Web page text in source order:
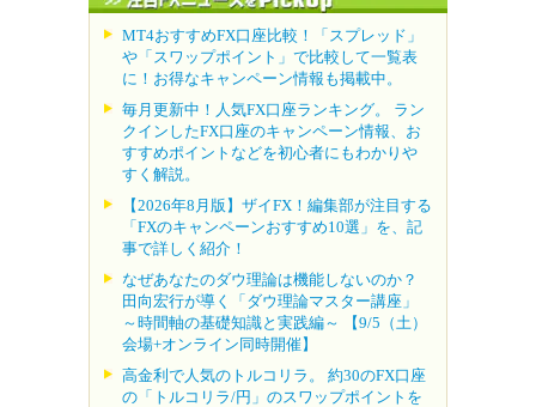
MT4おすすめFX口座比較！「スプレッド」
や「スワップポイント」で比較して一覧表
に！お得なキャンペーン情報も掲載中。
毎月更新中！人気FX口座ランキング。 ラン
クインしたFX口座のキャンペーン情報、お
すすめポイントなどを初心者にもわかりや
すく解説。
【2026年8月版】ザイFX！編集部が注目する
「FXのキャンペーンおすすめ10選」を、記
事で詳しく紹介！
なぜあなたのダウ理論は機能しないのか？
田向宏行が導く「ダウ理論マスター講座」
～時間軸の基礎知識と実践編～ 【9/5（土）
会場+オンライン同時開催】
高金利で人気のトルコリラ。 約30のFX口座
の「トルコリラ/円」のスワップポイントを